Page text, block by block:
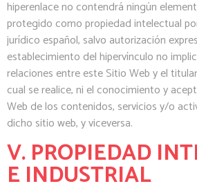
hiperenlace no contendrá ningún
protegido como propiedad intelectual
jurídico español, salvo autorización
establecimiento del hipervínculo no
relaciones entre este Sitio Web y el
cual se realice, ni el conocimiento y
Web de los contenidos, servicios y/o
dicho sitio web, y viceversa.
V. PROPIEDAD
E INDUSTRIAL